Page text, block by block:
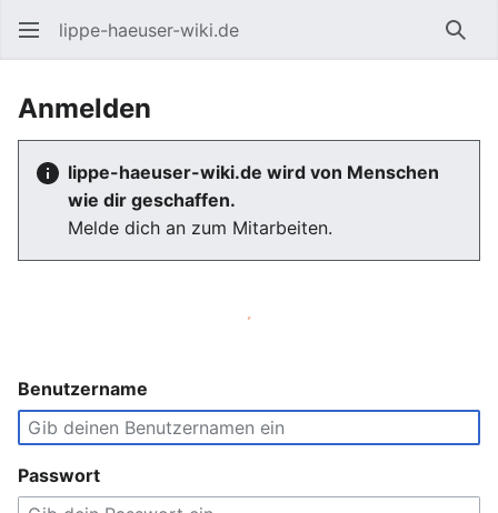
lippe-haeuser-wiki.de
Anmelden
lippe-haeuser-wiki.de wird von Menschen
wie dir geschaffen.
Melde dich an zum Mitarbeiten.
Benutzername
Passwort